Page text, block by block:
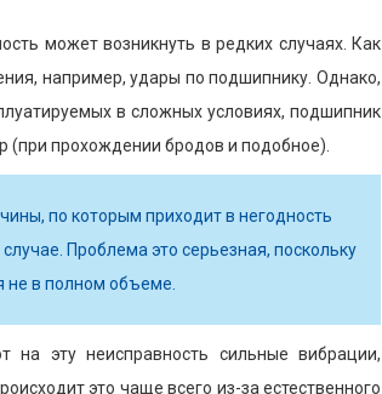
может возникнуть в редких случаях. Как
например, удары по подшипнику. Однако,
в сложных условиях, подшипник
(при прохождении бродов и подобное).
по которым приходит в негодность
Проблема это серьезная, поскольку
в полном объеме.
на эту неисправность сильные вибрации,
это чаще всего из-за естественного